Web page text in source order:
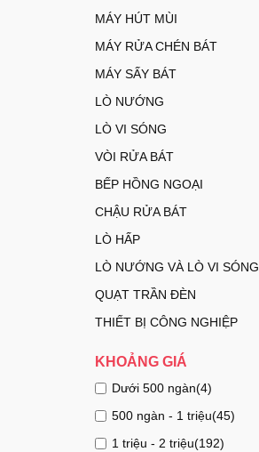
MÁY HÚT MÙI
MÁY RỬA CHÉN BÁT
MÁY SẤY BÁT
LÒ NƯỚNG
LÒ VI SÓNG
VÒI RỬA BÁT
BẾP HỒNG NGOẠI
CHẬU RỬA BÁT
LÒ HẤP
LÒ NƯỚNG VÀ LÒ VI SÓNG
QUẠT TRẦN ĐÈN
THIẾT BỊ CÔNG NGHIỆP
KHOẢNG GIÁ
Dưới 500 ngàn(4)
500 ngàn - 1 triệu(45)
1 triệu - 2 triệu(192)